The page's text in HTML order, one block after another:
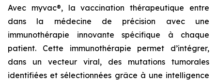
Avec myvac®, la vaccination thérapeutique entre
dans la médecine de précision avec une
immunothérapie innovante spécifique à chaque
patient. Cette immunothérapie permet d’intégrer,
dans un vecteur viral, des mutations tumorales
identifiées et sélectionnées grâce à une intelligence